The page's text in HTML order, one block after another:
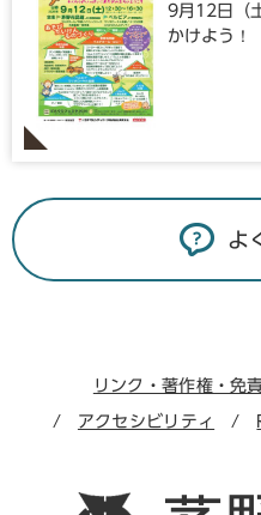
9月12日（
かけよう！
よ
リンク・著作権・免
アクセシビリティ